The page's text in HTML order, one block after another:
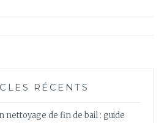
RÉCENTS
nettoyage de fin de bail : guide